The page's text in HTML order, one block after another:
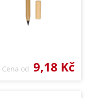
Cena od 9,18 Kč